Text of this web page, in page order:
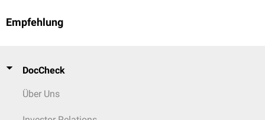
Empfehlung
DocCheck
Über Uns